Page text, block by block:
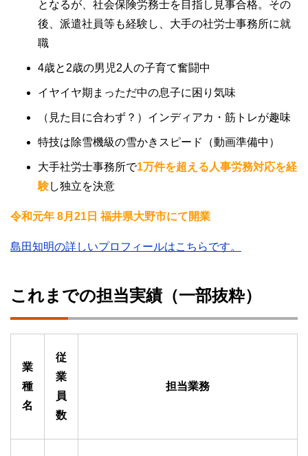
となるが、社会保険労務士を目指し見事合格。その
後、派遣社員等も経験し、大手の社労士事務所に就
職
4歳と2歳の男児2人の子育て奮闘中
イヤイヤ期まっただ中の息子に困り気味
（見た目に合わず？）インディアカ・筋トレが趣味
特技は除雪機級の雪かきスピード（動画準備中）
大手社労士事務所で1万件を超える人事労務対応を経
験し独立を決意
令和元年 8月21日 福井県大野市にて開業
島田知明の詳しいプロフィールはこちらです。
これまでの担当実績（一部抜粋）
業
種
名
従
業
員
数
担当業務